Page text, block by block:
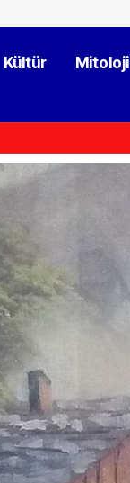
Kültür Mitoloji